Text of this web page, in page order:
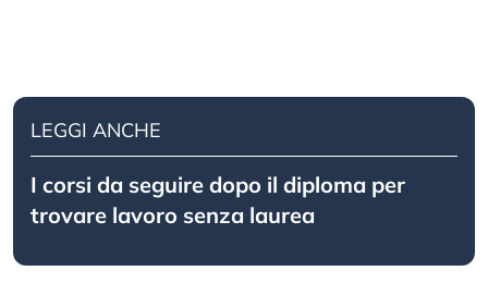
LEGGI ANCHE
I corsi da seguire dopo il diploma per
trovare lavoro senza laurea